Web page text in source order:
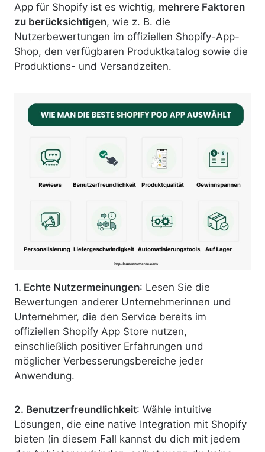
App für Shopify ist es wichtig, mehrere Faktoren
zu berücksichtigen, wie z. B. die
Nutzerbewertungen im offiziellen Shopify-App-
Shop, den verfügbaren Produktkatalog sowie die
Produktions- und Versandzeiten.
1. Echte Nutzermeinungen: Lesen Sie die
Bewertungen anderer Unternehmerinnen und
Unternehmer, die den Service bereits im
offiziellen Shopify App Store nutzen,
einschließlich positiver Erfahrungen und
möglicher Verbesserungsbereiche jeder
Anwendung.
2. Benutzerfreundlichkeit: Wähle intuitive
Lösungen, die eine native Integration mit Shopify
bieten (in diesem Fall kannst du dich mit jedem